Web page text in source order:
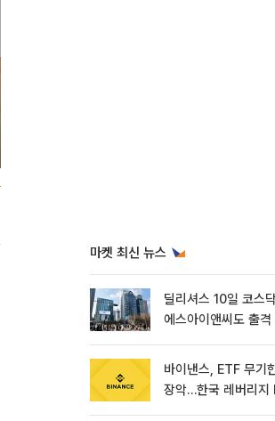
마켓 최신 뉴스
딜리셔스 10일 코스
에스아이앤씨도 출
바이낸스, ETF 무기
장악…한국 레버리지